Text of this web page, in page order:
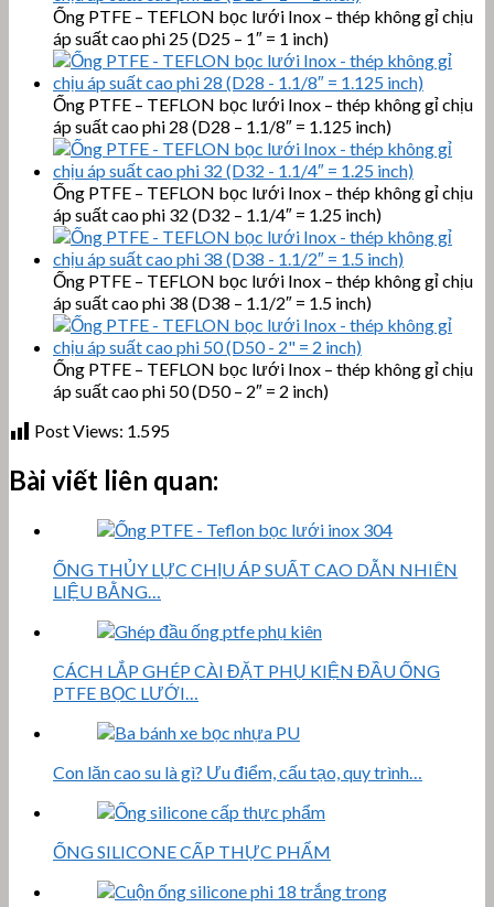
Ống PTFE – TEFLON bọc lưới Inox – thép không gỉ chịu
áp suất cao phi 25 (D25 – 1″ = 1 inch)
Ống PTFE – TEFLON bọc lưới Inox – thép không gỉ chịu
áp suất cao phi 28 (D28 – 1.1/8″ = 1.125 inch)
Ống PTFE – TEFLON bọc lưới Inox – thép không gỉ chịu
áp suất cao phi 32 (D32 – 1.1/4″ = 1.25 inch)
Ống PTFE – TEFLON bọc lưới Inox – thép không gỉ chịu
áp suất cao phi 38 (D38 – 1.1/2″ = 1.5 inch)
Ống PTFE – TEFLON bọc lưới Inox – thép không gỉ chịu
áp suất cao phi 50 (D50 – 2″ = 2 inch)
Post Views: 1.595
Bài viết liên quan:
ỐNG THỦY LỰC CHỊU ÁP SUẤT CAO DẪN NHIÊN
LIỆU BẰNG…
CÁCH LẮP GHÉP CÀI ĐẶT PHỤ KIỆN ĐẦU ỐNG
PTFE BỌC LƯỚI…
Con lăn cao su là gì? Ưu điểm, cấu tạo, quy trình…
ỐNG SILICONE CẤP THỰC PHẨM